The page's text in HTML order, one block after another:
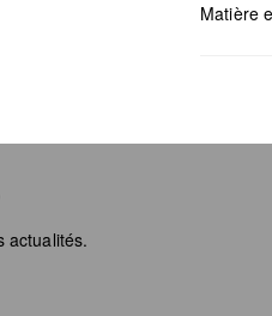
Matière
actualités.